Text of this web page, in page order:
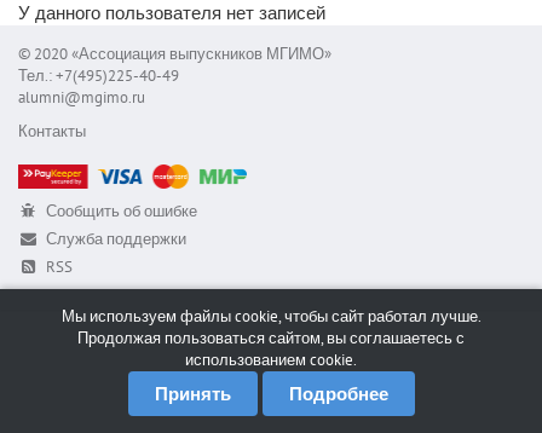
У данного пользователя нет записей
© 2020 «Ассоциация выпускников МГИМО»
Тел.: +7(495)225-40-49
alumni@mgimo.ru
Контакты
Сообщить об ошибке
Служба поддержки
RSS
Мы используем файлы cookie, чтобы сайт работал лучше.
Продолжая пользоваться сайтом, вы соглашаетесь с
использованием cookie.
Принять Подробнее